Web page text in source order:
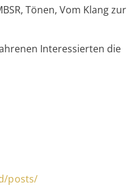
Tönen, Vom Klang zur
Interessierten die
posts/